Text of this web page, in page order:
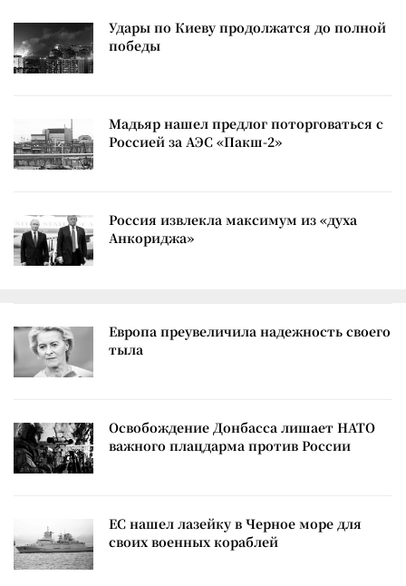
Удары по Киеву продолжатся до полной
победы
Мадьяр нашел предлог поторговаться с
Россией за АЭС «Пакш-2»
Россия извлекла максимум из «духа
Анкориджа»
Европа преувеличила надежность своего
тыла
Освобождение Донбасса лишает НАТО
важного плацдарма против России
ЕС нашел лазейку в Черное море для
своих военных кораблей